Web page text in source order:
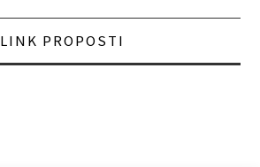
LINK PROPOSTI